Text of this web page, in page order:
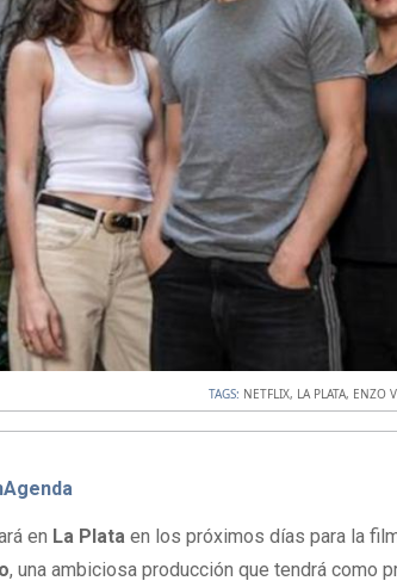
TAGS: NETFLIX, LA PLATA, ENZO
en La Plata en los próximos días para la
, una ambiciosa producción que tendrá como